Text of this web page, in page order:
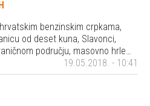
benzinskim crpkama,
od deset kuna, Slavonci,
području, masovno hrle…
19.05.2018. - 10:41